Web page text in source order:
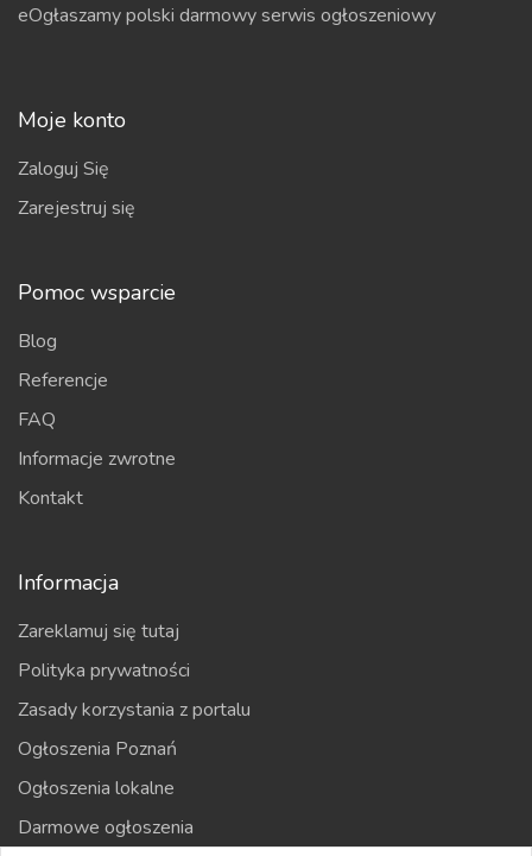
eOgłaszamy polski darmowy serwis ogłoszeniowy
Moje konto
Zaloguj Się
Zarejestruj się
Pomoc wsparcie
Blog
Referencje
FAQ
Informacje zwrotne
Kontakt
Informacja
Zareklamuj się tutaj
Polityka prywatności
Zasady korzystania z portalu
Ogłoszenia Poznań
Ogłoszenia lokalne
Darmowe ogłoszenia